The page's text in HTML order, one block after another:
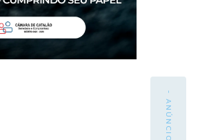
- ANÚNCIO -